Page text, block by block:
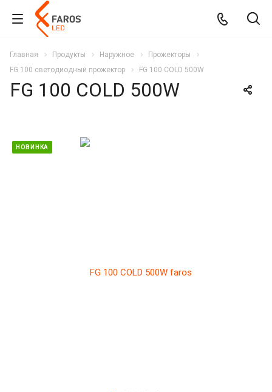
Главная Продукты Наружное
Прожекторы
FG 100 светодиодный прожектор
FG 100 COLD 500W
FG 100 COLD 500W
НОВИНКА